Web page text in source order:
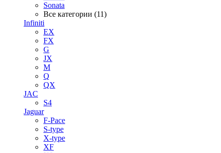
Sonata
Все категории (11)
Infiniti
EX
FX
G
JX
M
Q
QX
JAC
S4
Jaguar
F-Pace
S-type
X-type
XF